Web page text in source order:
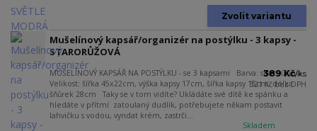
Zvolit variantu
Mušelínový kapsář/organizér na postýlku - 3 kapsy -
STARORŮŽOVÁ
MUŠELÍNOVÝ KAPSÁŘ NA POSTÝLKU - se 3 kapsami Barva: starorůžová
Velikost: šířka 45x22cm, výška kapsy 17cm, šířka kapsy 15cm, délka
šňůrek 28cm Taky se v tom vidíte? Ukládáte své dítě ke spánku a
hledáte v přítmí zatoulaný dudlík, potřebujete někam postavit
lahvičku s vodou, vyndat krém, zastrči...
389 Kč/ks
321 Kčbez DPH
Skladem